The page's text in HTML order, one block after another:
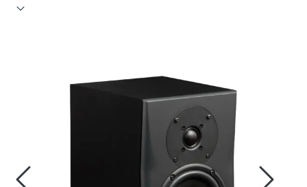
Kabler